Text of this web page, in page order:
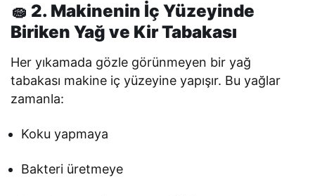
🧽 2. Makinenin İç Yüzeyinde
Biriken Yağ ve Kir Tabakası
Her yıkamada gözle görünmeyen bir yağ
tabakası makine iç yüzeyine yapışır. Bu yağlar
zamanla:
Koku yapmaya
Bakteri üretmeye